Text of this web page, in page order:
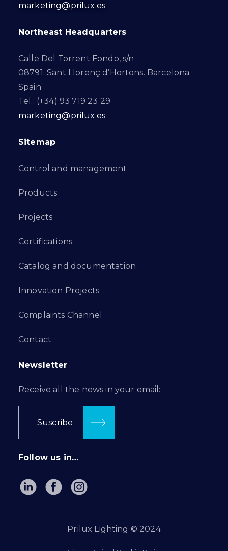
marketing@prilux.es
Northeast Headquarters
Calle Del Torrent Fondo, s/n
08791. Sant Llorenç d’Hortons. Barcelona.
Spain
Tel.: (+34) 93 719 23 29
marketing@prilux.es
Sitemap
Control and management
Products
Projects
Certifications
Catalog and documentation
Innovation Projects
Complaints Channel
Contact
Newsletter
Receive all the news in your email:
Suscribe
Follow us in…
Prilux Lighting © 2024